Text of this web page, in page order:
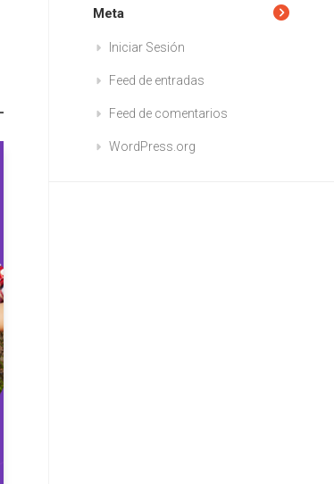
Meta
Iniciar Sesión
Feed de entradas
Feed de comentarios
WordPress.org